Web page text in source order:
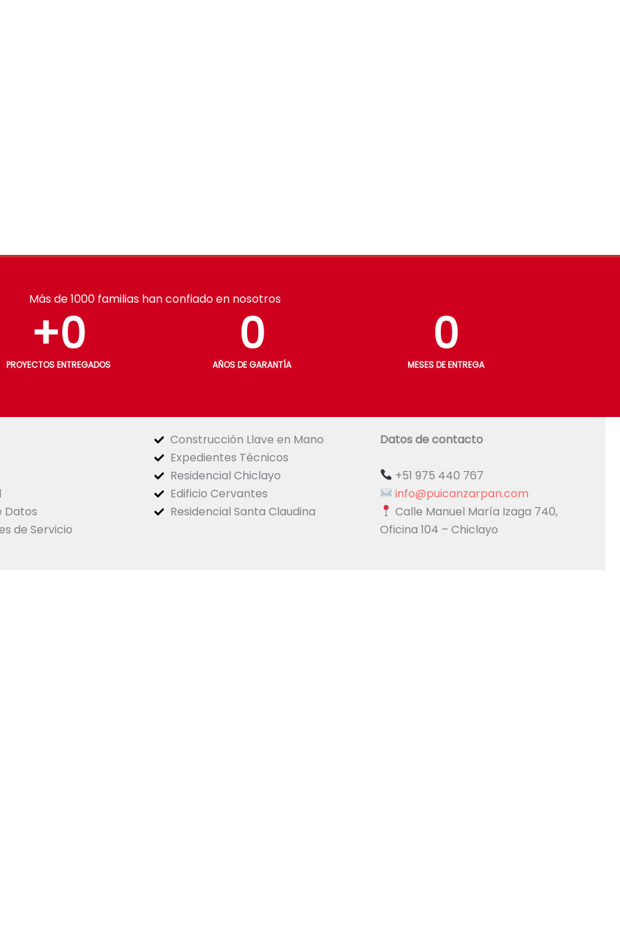
Más de 1000 familias han confiado en nosotros
PROYECTOS ENTREGADOS
+0
AÑOS DE GARANTÍA
0
MESES DE ENTREGA
0
Datos
de Servicio
Construcción Llave en Mano
Expedientes Técnicos
Residencial Chiclayo
Edificio Cervantes
Residencial Santa Claudina
Datos de contacto
+51 975 440 767
info@puicanzarpan.com
Calle Manuel María Izaga 740,
Oficina 104 – Chiclayo